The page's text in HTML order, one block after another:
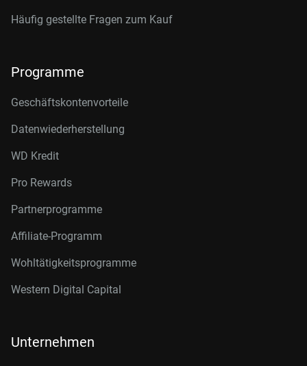
Häufig gestellte Fragen zum Kauf
Programme
Geschäftskontenvorteile
Datenwiederherstellung
WD Kredit
Pro Rewards
Partnerprogramme
Affiliate-Programm
Wohltätigkeitsprogramme
Western Digital Capital
Unternehmen